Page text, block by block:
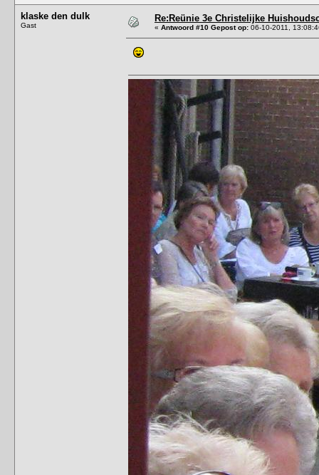
klaske den dulk
Gast
Re:Reünie 3e Christelijke
« Antwoord #10 Gepost op: 06-10-2011,